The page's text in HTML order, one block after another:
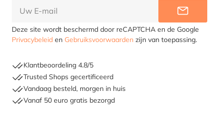
Deze site wordt beschermd door reCAPTCHA en de Google
Privacybeleid en Gebruiksvoorwaarden zijn van toepassing.
Klantbeoordeling 4.8/5
Trusted Shops gecertificeerd
Vandaag besteld, morgen in huis
Vanaf 50 euro gratis bezorgd